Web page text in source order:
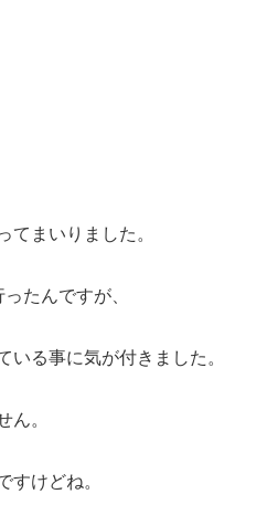
てまいりました。
たんですが、
いる事に気が付きました。
ん。
すけどね。